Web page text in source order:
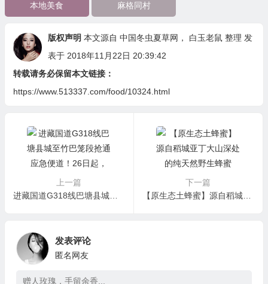
本地美食 麻格同村
版权声明 本文源自 中国冬虫夏草网 ， 白玉老鼠 整理 发
表于 2018年11月22日 20:39:42
转载请务必保留本文链接：
https://www.513337.com/food/10324.html
上一篇
进藏国道G318线巴塘县城至竹巴笼段抢通应急便道！26日起，货车小客或可通行~
下一篇
【原生态土蜂蜜】源自稻城亚丁大山深处的纯天然野生蜂蜜
发表评论
匿名网友